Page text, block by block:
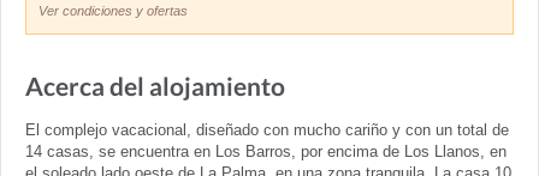
Ver condiciones y ofertas
Acerca del alojamiento
El complejo vacacional, diseñado con mucho cariño y con un total de
14 casas, se encuentra en Los Barros, por encima de Los Llanos, en